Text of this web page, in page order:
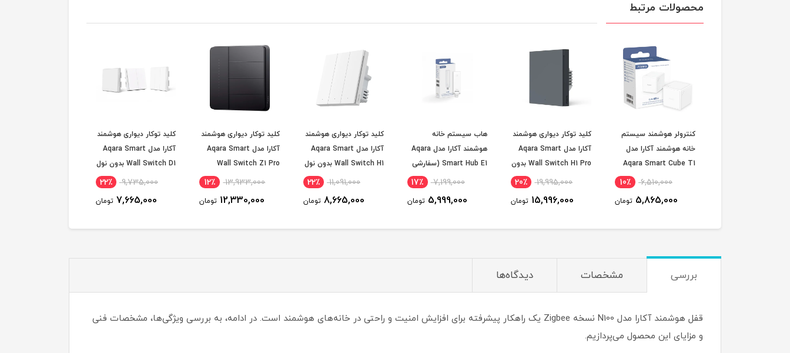
محصولات مرتبط
کنترولر هوشمند سیستم
خانه هوشمند آکارا مدل
Aqara Smart Cube T1
Pro (سفارشی 25 روز6,510,000 10٪
5,865,000 تومان
کلید توکار دیواری هوشمند
آکارا مدل Aqara Smart
Wall Switch H1 Pro بدون
نول (سفارشی 25 روز19,995,000 20٪
15,996,000 تومان
هاب سیستم خانه
هوشمند آکارا مدل Aqara
Smart Hub E1 (سفارشی
7,199,000 17٪
5,999,000 تومان
کلید توکار دیواری هوشمند
آکارا مدل Aqara Smart
Wall Switch H1 بدون نول
11,091,000 22٪
8,665,000 تومان
کلید توکار دیواری هوشمند
آکارا مدل Aqara Smart
Wall Switch Z1 Pro
(سفارشی 25 روز کاری)
13,933,000 12٪
12,330,000 تومان
کلید توکار دیواری هوشمند
آکارا مدل Aqara Smart
Wall Switch D1 بدون نول
9,735,000 22٪
7,665,000 تومان
بررسی مشخصات دیدگاه‌ها
قفل هوشمند آکارا مدل N100 نسخه Zigbee یک راهکار پیشرفته برای افزایش امنیت و راحتی در خانه‌های هوشمند است. در ادامه، به بررسی ویژگی‌ها، مشخصات فنی
و مزایای این محصول می‌پردازیم.